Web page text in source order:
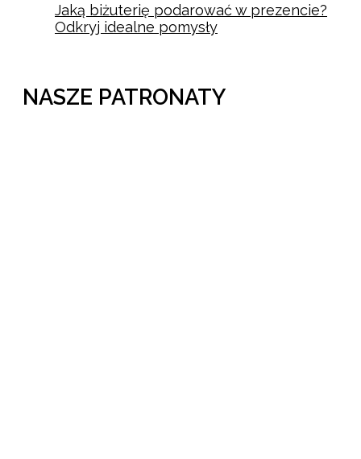
Jaką biżuterię podarować w prezencie?
Odkryj idealne pomysły
NASZE PATRONATY